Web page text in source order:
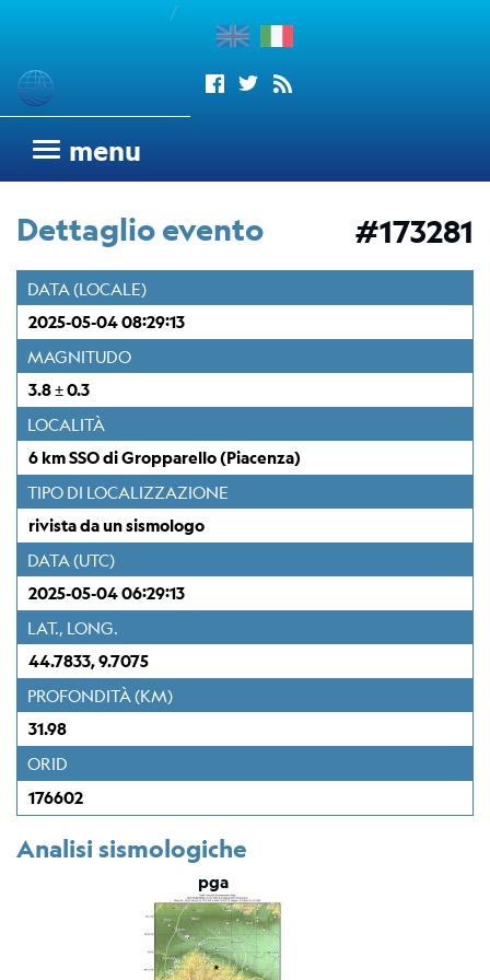
/
menu
Sismogrammi
sismometrica
OGS
Rete
Sismometrica
Italo-
Argentina
dell'OGS
Wood
Anderson
Trieste
Stazione
Everest
EvK2-
CNR
(EVN)
Rete
sismometrica
Per
sismologi
Dettaglio evento #173281
DATA (LOCALE)
2025-05-04 08:29:13
MAGNITUDO
3.8 ± 0.3
LOCALITÀ
6 km SSO di Gropparello (Piacenza)
TIPO DI LOCALIZZAZIONE
rivista da un sismologo
DATA (UTC)
2025-05-04 06:29:13
LAT., LONG.
44.7833, 9.7075
PROFONDITÀ (KM)
31.98
ORID
176602
Analisi sismologiche
pga